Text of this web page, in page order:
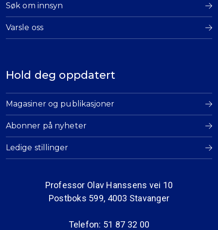
Søk om innsyn
Varsle oss
Hold deg oppdatert
Magasiner og publikasjoner
Abonner på nyheter
Ledige stillinger
Professor Olav Hanssens vei 10
Postboks 599, 4003 Stavanger
Telefon: 51 87 32 00